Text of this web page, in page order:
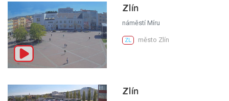
Zlín
náměstí Míru
ZL město Zlín
Zlín